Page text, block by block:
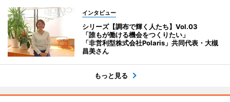
インタビュー
シリーズ【調布で輝く人たち】Vol.03
「誰もが働ける機会をつくりたい」
「非営利型株式会社Polaris」共同代表・大槻
昌美さん
もっと見る